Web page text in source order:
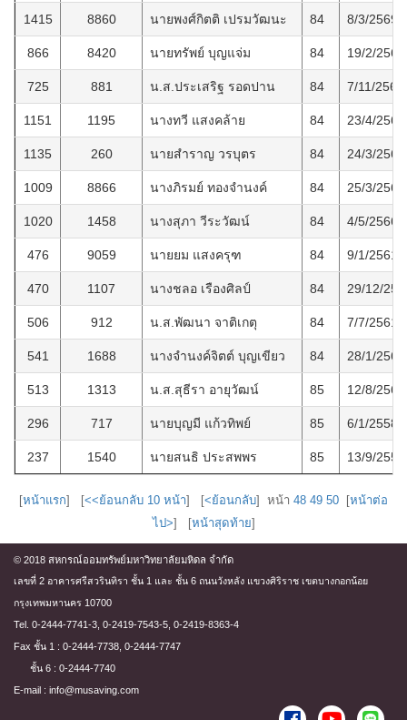
1415 8860 นายพงศ์กิตติ เปรมวัฒนะ 84 8/3/2569
866 8420 นายทรัพย์ บุญแจ่ม 84 19/2/2565
725 881 น.ส.ประเสริฐ รอดปาน 84 7/11/2563
1151 1195 นางทวี แสงคล้าย 84 23/4/2567
1135 260 นายสำราญ วรบุตร 84 24/3/2567
1009 8866 นางภิรมย์ ทองจำนงค์ 84 25/3/2566
1020 1458 นางสุภา วีระวัฒน์ 84 4/5/2566
476 9059 นายยม แสงครุฑ 84 9/1/2561
470 1107 นางชลอ เรืองศิลป์ 84 29/12/
506 912 น.ส.พัฒนา จาติเกตุ 84 7/7/2561
541 1688 นางจำนงค์จิตต์ บุญเขียว 84 28/1/2562
513 1313 น.ส.สุธีรา อายุวัฒน์ 85 12/8/2561
296 717 นายบุญมี แก้วทิพย์ 85 6/1/2558
237 1540 นายสนธิ ประสพพร 85 13/9/2556
[หน้าแรก] [<<ย้อนกลับ 10 หน้า] [<ย้อนกลับ] หน้า 48 49 50 [หน้าต่อ
ไป>] [หน้าสุดท้าย]
© 2018 สหกรณ์ออมทรัพย์มหาวิทยาลัยมหิดล จำกัด
เลขที่ 2 อาคารศรีสวรินทิรา ชั้น 1 และ ชั้น 6 ถนนวังหลัง แขวงศิริราช เขตบางกอกน้อย
กรุงเทพมหานคร 10700
Tel. 0-2444-7741-3, 0-2419-7543-5, 0-2419-8363-4
Fax ชั้น 1 : 0-2444-7738, 0-2444-7747
ชั้น 6 : 0-2444-7740
E-mail : info@musaving.com